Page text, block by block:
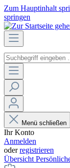
Zum Hauptinhalt
springen
Menü schließen
Ihr Konto
Anmelden
oderregistrieren
Übersicht